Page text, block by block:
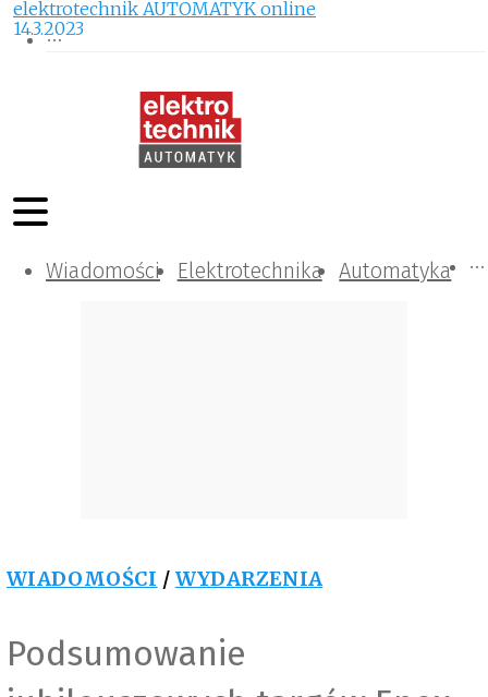
Wiadomości Elektrotechnika Automatyka
Komunikacja i IT
Kontrola
Tematy specjalne
WIADOMOŚCI / WYDARZENIA
Podsumowanie
elektrotechnik AUTOMATYK online
14.3.2023